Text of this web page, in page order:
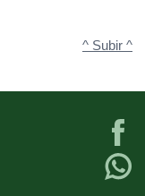
^ Subir ^